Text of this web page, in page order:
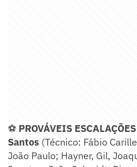
⚽ PROVÁVEIS ESCALAÇÕES
Santos (Técnico: Fábio Carille
João Paulo; Hayner, Gil,